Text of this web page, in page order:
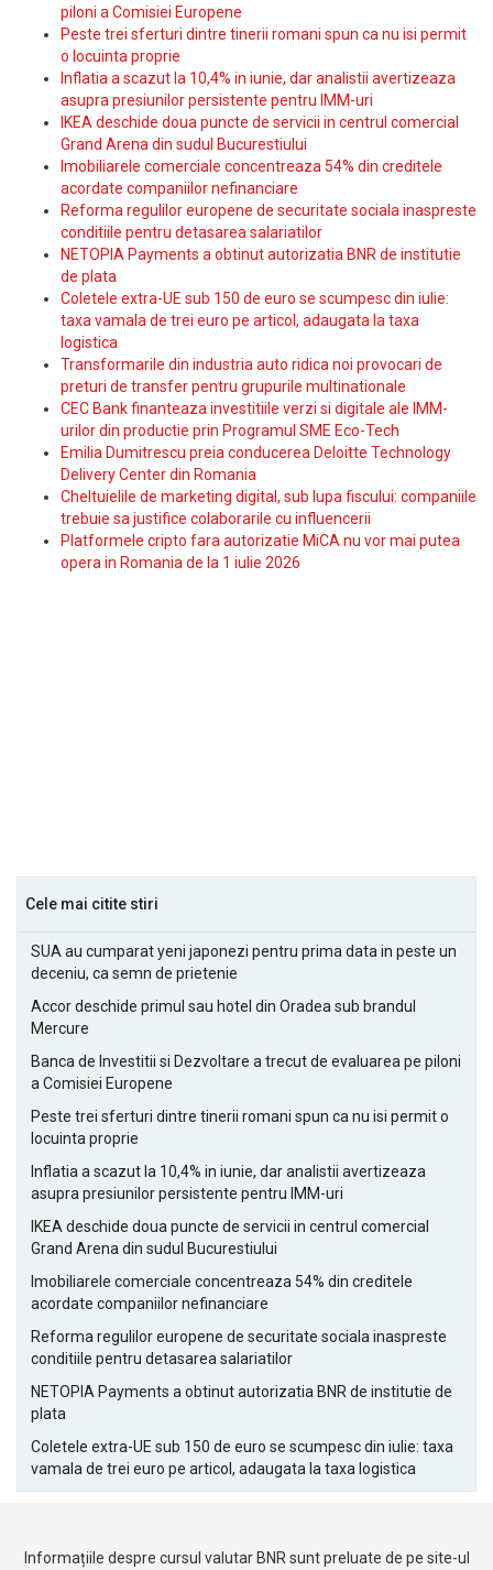
piloni a Comisiei Europene
Peste trei sferturi dintre tinerii romani spun ca nu isi permit
o locuinta proprie
Inflatia a scazut la 10,4% in iunie, dar analistii avertizeaza
asupra presiunilor persistente pentru IMM-uri
IKEA deschide doua puncte de servicii in centrul comercial
Grand Arena din sudul Bucurestiului
Imobiliarele comerciale concentreaza 54% din creditele
acordate companiilor nefinanciare
Reforma regulilor europene de securitate sociala inaspreste
conditiile pentru detasarea salariatilor
NETOPIA Payments a obtinut autorizatia BNR de institutie
de plata
Coletele extra-UE sub 150 de euro se scumpesc din iulie:
taxa vamala de trei euro pe articol, adaugata la taxa
logistica
Transformarile din industria auto ridica noi provocari de
preturi de transfer pentru grupurile multinationale
CEC Bank finanteaza investitiile verzi si digitale ale IMM-
urilor din productie prin Programul SME Eco-Tech
Emilia Dumitrescu preia conducerea Deloitte Technology
Delivery Center din Romania
Cheltuielile de marketing digital, sub lupa fiscului: companiile
trebuie sa justifice colaborarile cu influencerii
Platformele cripto fara autorizatie MiCA nu vor mai putea
opera in Romania de la 1 iulie 2026
Cele mai citite stiri
SUA au cumparat yeni japonezi pentru prima data in peste un
deceniu, ca semn de prietenie
Accor deschide primul sau hotel din Oradea sub brandul
Mercure
Banca de Investitii si Dezvoltare a trecut de evaluarea pe piloni
a Comisiei Europene
Peste trei sferturi dintre tinerii romani spun ca nu isi permit o
locuinta proprie
Inflatia a scazut la 10,4% in iunie, dar analistii avertizeaza
asupra presiunilor persistente pentru IMM-uri
IKEA deschide doua puncte de servicii in centrul comercial
Grand Arena din sudul Bucurestiului
Imobiliarele comerciale concentreaza 54% din creditele
acordate companiilor nefinanciare
Reforma regulilor europene de securitate sociala inaspreste
conditiile pentru detasarea salariatilor
NETOPIA Payments a obtinut autorizatia BNR de institutie de
plata
Coletele extra-UE sub 150 de euro se scumpesc din iulie: taxa
vamala de trei euro pe articol, adaugata la taxa logistica
Informațiile despre cursul valutar BNR sunt preluate de pe site-ul